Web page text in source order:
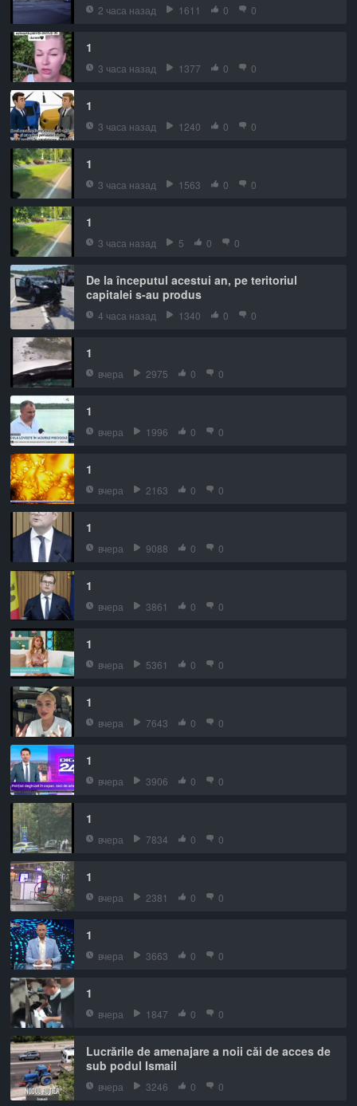
2 часа назад 1611 0 0
1
3 часа назад 1377 0 0
1
3 часа назад 1240 0 0
1
3 часа назад 1563 0 0
1
3 часа назад 5 0 0
De la începutul acestui an, pe teritoriul
capitalei s-au produs
4 часа назад 1340 0 0
1
вчера 2975 0 0
1
вчера 1996 0 0
1
вчера 2163 0 0
1
вчера 9088 0 0
1
вчера 3861 0 0
1
вчера 5361 0 0
1
вчера 7643 0 0
1
вчера 3906 0 0
1
вчера 7834 0 0
1
вчера 2381 0 0
1
вчера 3663 0 0
1
вчера 1847 0 0
Lucrările de amenajare a noii căi de acces de
sub podul Ismail
вчера 3246 0 0